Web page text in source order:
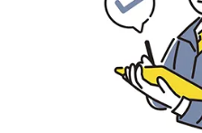
どうしても混乱しがちです
の違いをまとめましたので